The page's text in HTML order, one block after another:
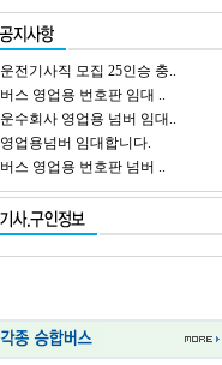
운전기사직 모집 25인승 충..
버스 영업용 번호판 임대 ..
운수회사 영업용 넘버 임대..
영업용넘버 임대합니다.
버스 영업용 번호판 넘버 ..